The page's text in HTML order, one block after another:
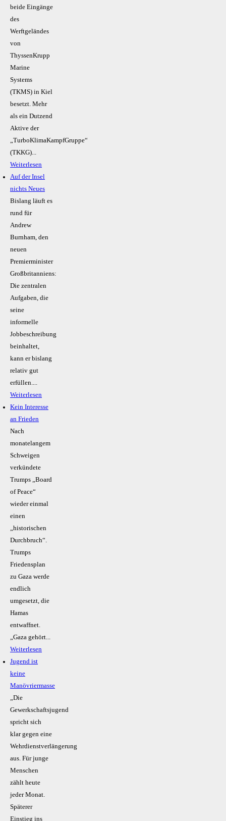
beide Eingänge
des
Werftgeländes
von
ThyssenKrupp
Marine
Systems
(TKMS) in Kiel
besetzt. Mehr
als ein Dutzend
Aktive der
„TurboKlimaKampfGruppe“
(TKKG)...
Weiterlesen
Auf der Insel
nichts Neues
Bislang läuft es
rund für
Andrew
Burnham, den
neuen
Premierminister
Großbritanniens:
Die zentralen
Aufgaben, die
seine
informelle
Jobbeschreibung
beinhaltet,
kann er bislang
relativ gut
erfüllen....
Weiterlesen
Kein Inte­resse
an Frieden
Nach
monatelangem
Schweigen
verkündete
Trumps „Board
of Peace“
wieder einmal
einen
„historischen
Durchbruch“.
Trumps
Friedensplan
zu Gaza werde
endlich
umgesetzt, die
Hamas
entwaffnet.
„Gaza gehört...
Weiterlesen
Jugend ist
keine
Manövriermasse
„Die
Gewerkschaftsjugend
spricht sich
klar gegen eine
Wehrdienstverlängerung
aus. Für junge
Menschen
zählt heute
jeder Monat.
Späterer
Einstieg ins